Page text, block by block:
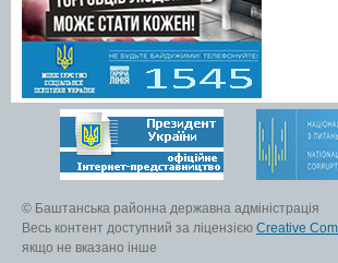
© Баштанська районна державна адміністрація
Весь контент доступний за ліцензією Creative
якщо не вказано інше